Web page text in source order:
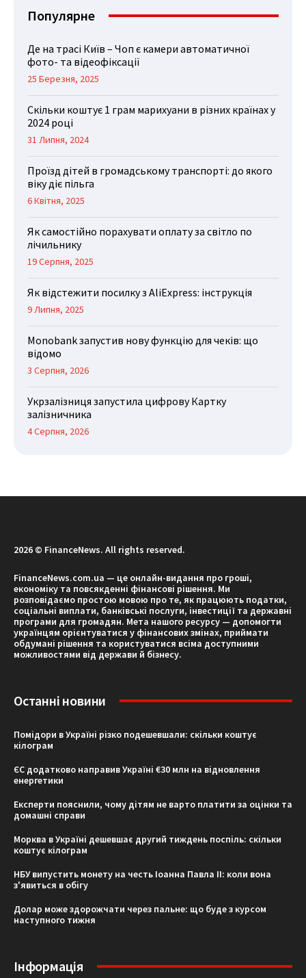
Популярне
Де на трасі Київ – Чоп є камери автоматичної
фото- та відеофіксації
25 Березня, 2025
Скільки коштує 1 грам марихуани в різних країнах у
2024 році
31 Липня, 2024
Проїзд дітей в громадському транспорті: до якого
віку діє пільга
6 Квітня, 2025
Як самостійно порахувати оплату за світло по
лічильнику
19 Серпня, 2025
Як відстежити посилку з AliExpress: інструкція
9 Липня, 2025
Monobank запустив нову функцію для чеків: що
відомо
3 Серпня, 2026
Укрзалізниця запустила цифрову Картку
залізничника
4 Серпня, 2026
2026 © FinanceNews. All rights reserved.
FinanceNews.com.ua — це онлайн-видання про гроші,
економіку та повсякденні фінансові рішення. Ми
розповідаємо простою мовою про те, як працюють податки,
соціальні виплати, банківські послуги, інвестиції та державні
програми для громадян. Мета нашого ресурсу — допомогти
українцям орієнтуватися у фінансових змінах, приймати
обдумані рішення та користуватися всіма доступними
можливостями від держави й бізнесу.
Останні новини
Помідори в Україні різко подешевшали: скільки коштує
кілограм
ЄС додатково направив Україні €30 млн на відновлення
енергетики
Експерти пояснили, чому дітям не варто платити за оцінки та
домашні справи
Морква в Україні дешевшає другий тиждень поспіль: скільки
коштує кілограм
НБУ випустить монету на честь Іоанна Павла II: коли вона
з'явиться в обігу
Долар може здорожчати через пальне: що буде з курсом
наступного тижня
Інформація